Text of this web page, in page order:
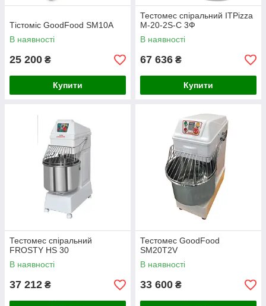
Тістоміс GoodFood ЅМ10А
В наявності
25 200 ₴
Купити
Тестомес спіральний ITPizza
M-20-2S-С 3Ф
В наявності
67 636 ₴
Купити
Тестомес спіральний
FROSTY HS 30
В наявності
37 212 ₴
Тестомес GoodFood
SM20T2V
В наявності
33 600 ₴